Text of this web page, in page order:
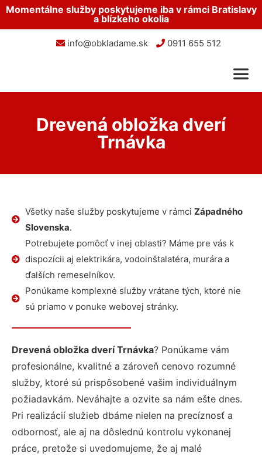
Momentálne služby poskytujeme iba v rámci Bratislavy
a blízkeho okolia
info@obkladame.sk 0911 655 512
Drevená obložka dverí
Trnávka
Všetky naše služby poskytujeme v rámci Západného
Slovenska.
Potrebujete pomôcť v inej oblasti? Máme pre vás k
dispozícii aj elektrikára, vodoinštalatéra, murára a
ďalších remeselníkov.
Ponúkame komplexné služby vrátane tých, ktoré nie
sú priamo v ponuke webovej stránky.
Drevená obložka dverí Trnávka? Ponúkame vám
profesionálne, kvalitné a zároveň cenovo rozumné
služby, ktoré sú prispôsobené vašim individuálnym
požiadavkám. Neváhajte a ozvite sa nám ešte dnes.
Pri realizácií služieb dbáme nielen na precíznosť a
odbornosť, ale aj na dôslednú kontrolu vykonanej
práce, pretože si uvedomujeme, že aj malé